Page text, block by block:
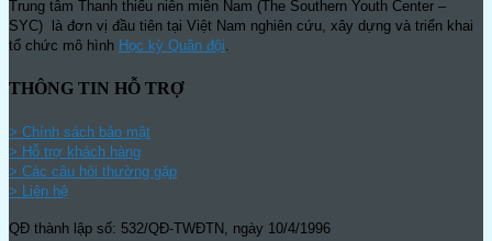
Trung tâm Thanh thiếu niên miền Nam (The Southern Youth Center –
SYC) là đơn vị đầu tiên tại Việt Nam nghiên cứu, xây dựng và triển khai
tổ chức mô hình Học kỳ Quân đội.
THÔNG TIN HỖ TRỢ
> Chính sách bảo mật
> Hỗ trợ khách hàng
> Các câu hỏi thường gặp
> Liên hệ
QĐ thành lập số: 532/QĐ-TWĐTN, ngày 10/4/1996